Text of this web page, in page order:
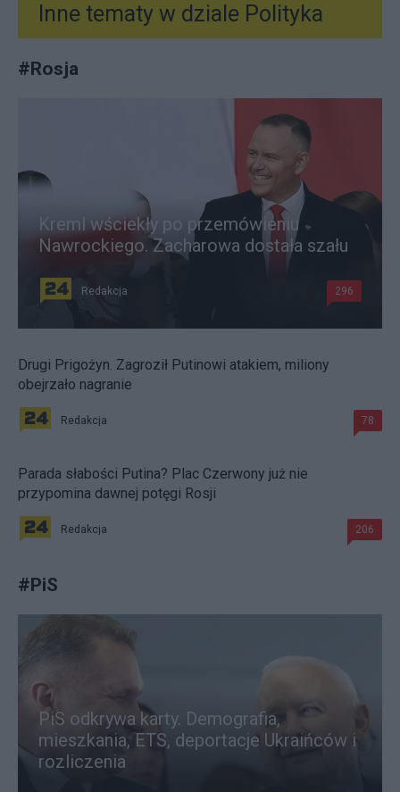
Inne tematy w dziale Polityka
#Rosja
Kreml wściekły po przemówieniu
Nawrockiego. Zacharowa dostała szału
Redakcja 296
Drugi Prigożyn. Zagroził Putinowi atakiem, miliony
obejrzało nagranie
Redakcja 78
Parada słabości Putina? Plac Czerwony już nie
przypomina dawnej potęgi Rosji
Redakcja 206
#PiS
PiS odkrywa karty. Demografia,
mieszkania, ETS, deportacje Ukraińców i
rozliczenia